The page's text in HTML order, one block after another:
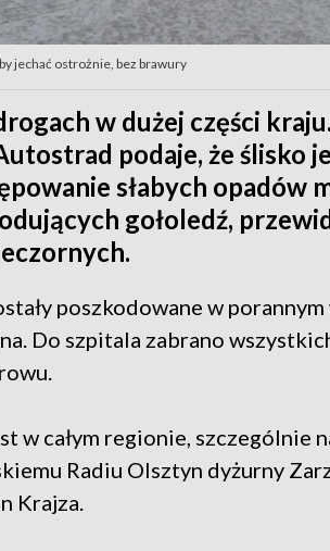
jechać ostrożnie, bez brawury
w dużej części
podaje, że ślisko
słabych opadów
gołoledź,
poszkodowane w
Do szpitala zabrano
w całym regionie, szczególnie
Radiu Olsztyn dyżurny
Krajza.